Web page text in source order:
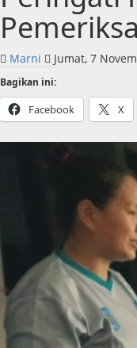
Marni Jumat, 7
Bagikan ini:
Facebook X